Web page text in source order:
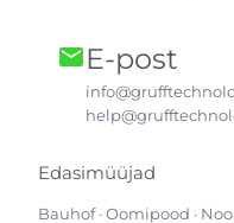
mailE-post
Edasimüüjad
Bauhof · Oomipood ·